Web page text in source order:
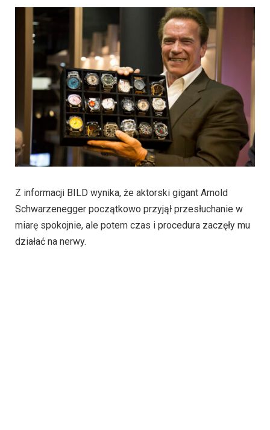
Z informacji BILD wynika, że ​​aktorski gigant Arnold
Schwarzenegger początkowo przyjął przesłuchanie w
miarę spokojnie, ale potem czas i procedura zaczęły mu
działać na nerwy.